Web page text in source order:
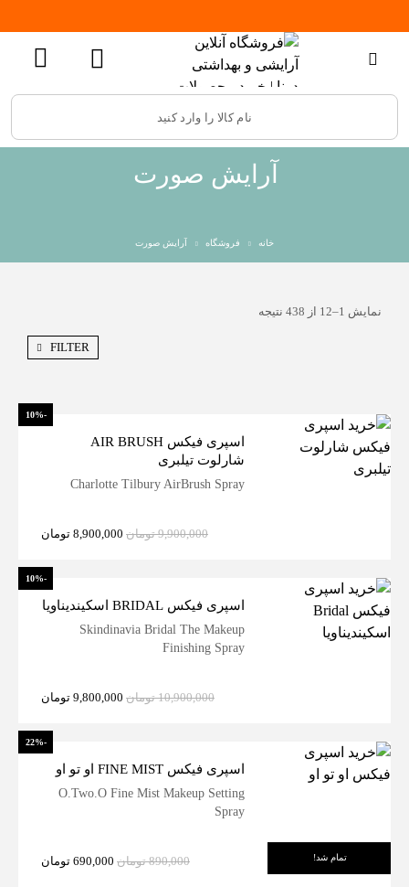
آرایش صورت
خانه فروشگاه آرایش صورت
نمایش 1–12 از 438 نتیجه
FILTER
-10%
اسپری فیکس AIR BRUSH
شارلوت تیلبری
Charlotte Tilbury AirBrush Spray
9,900,000 تومان 8,900,000 تومان
-10%
اسپری فیکس BRIDAL اسکیندیناویا
Skindinavia Bridal The Makeup
Finishing Spray
10,900,000 تومان 9,800,000 تومان
-22%
تمام شد!
اسپری فیکس FINE MIST او تو او
O.Two.O Fine Mist Makeup Setting
Spray
890,000 تومان 690,000 تومان